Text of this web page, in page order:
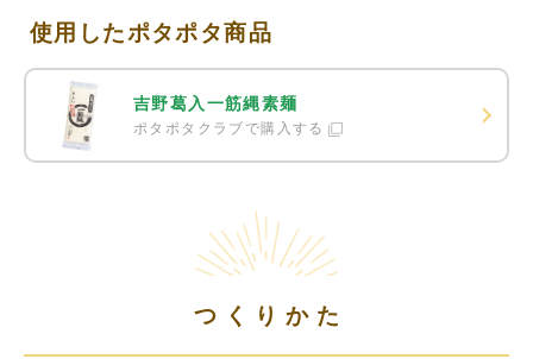
使用したポタポタ商品
吉野葛入一筋縄素麺
ポタポタクラブで購入する
つくりかた